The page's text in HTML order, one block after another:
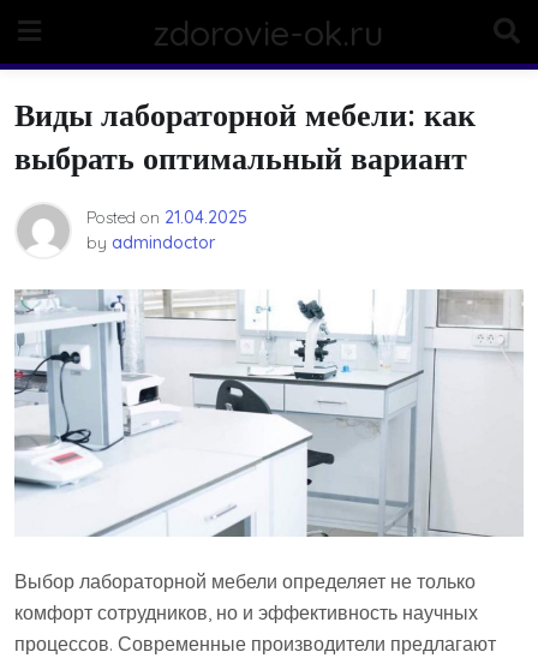
content
zdorovie-ok.ru
Виды лабораторной мебели: как
выбрать оптимальный вариант
Posted on 21.04.2025
by admindoctor
Выбор лабораторной мебели определяет не только
комфорт сотрудников, но и эффективность научных
процессов. Современные производители предлагают